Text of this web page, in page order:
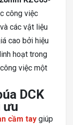
công việc
các vật liệu
cao bởi hiệu
hoạt trong
việc một
DCK
ưu
cầm tay giúp